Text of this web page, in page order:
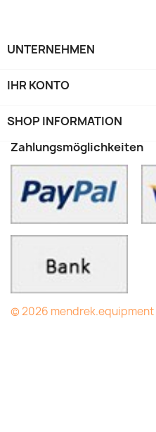
UNTERNEHMEN
IHR KONTO
SHOP INFORMATION
Zahlungsmöglichkeiten
© 2026 mendrek.equipment